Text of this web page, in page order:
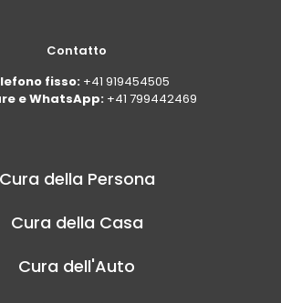
Contatto
fisso: +41 919454505
e WhatsApp: +41 799442469
Cura della Persona
Cura della Casa
Cura dell'Auto